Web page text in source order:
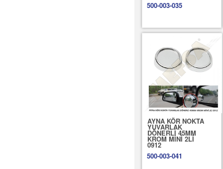
500-003-035
AYNA KÖR NOKTA
YUVARLAK
DÖNERLİ 45MM
KROM MİNİ 2Lİ
0912
500-003-041